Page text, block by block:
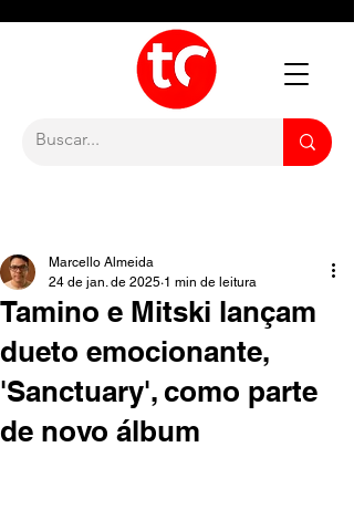
Tamino e Mitski lançam
dueto emocionante,
'Sanctuary', como parte
de novo álbum
Marcello Almeida
24 de jan. de 2025 1 min de leitura